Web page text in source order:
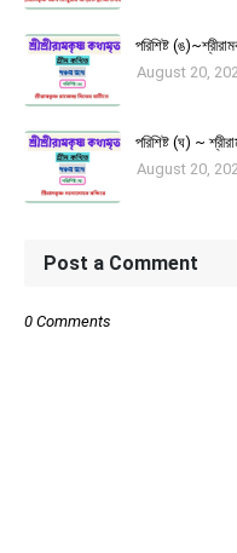
পরিশিষ্ট
August 20,
পরিশিষ্ট (ঘ) ~
August 20,
Post a Comment
0 Comments